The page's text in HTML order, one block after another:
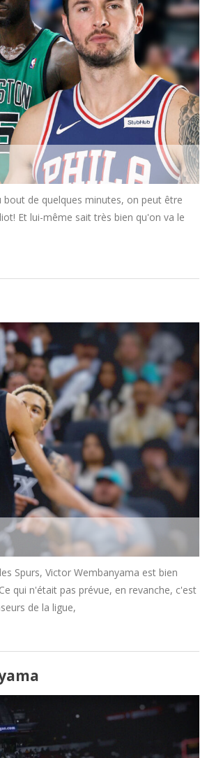
de quelques minutes, on peut être
Et lui-même sait très bien qu'on va le
Spurs, Victor Wembanyama est bien
qui n'était pas prévue, en revanche, c'est
de la ligue,